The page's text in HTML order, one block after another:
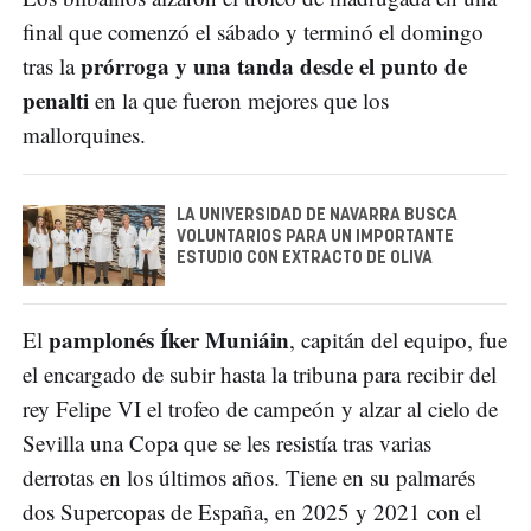
final que comenzó el sábado y terminó el domingo
tras laprórroga y una tanda desde el punto de
penalti en la que fueron mejores que los
mallorquines.
LA UNIVERSIDAD DE NAVARRA BUSCA
VOLUNTARIOS PARA UN IMPORTANTE
ESTUDIO CON EXTRACTO DE OLIVA
El pamplonés Íker Muniáin, capitán del equipo, fue
el encargado de subir hasta la tribuna para recibir del
rey Felipe VI el trofeo de campeón y alzar al cielo de
Sevilla una Copa que se les resistía tras varias
derrotas en los últimos años. Tiene en su palmarés
dos Supercopas de España, en 2025 y 2021 con el